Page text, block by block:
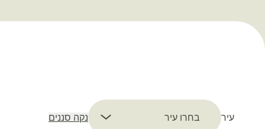
Select filter
עיר
בחרו עיר נקה סננים